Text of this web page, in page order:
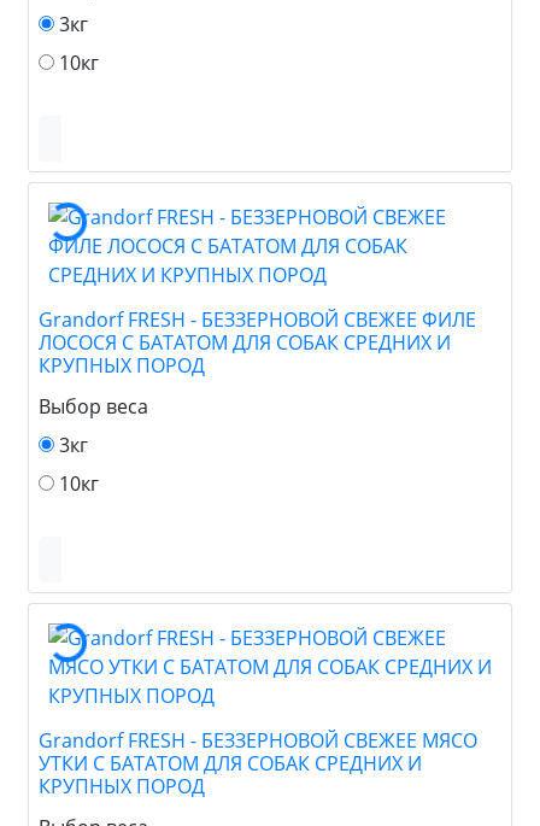
3кг
10кг
Grandorf FRESH - БЕЗЗЕРНОВОЙ СВЕЖЕЕ ФИЛЕ
ЛОСОСЯ С БАТАТОМ ДЛЯ СОБАК СРЕДНИХ И
КРУПНЫХ ПОРОД
Выбор веса
3кг
10кг
Grandorf FRESH - БЕЗЗЕРНОВОЙ СВЕЖЕЕ МЯСО
УТКИ С БАТАТОМ ДЛЯ СОБАК СРЕДНИХ И
КРУПНЫХ ПОРОД